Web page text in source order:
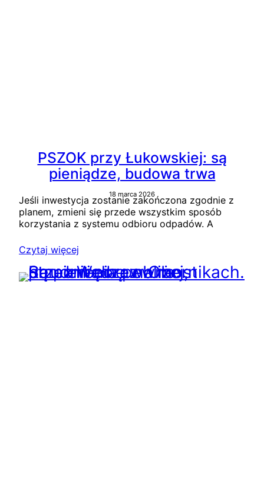
PSZOK przy Łukowskiej: są
pieniądze, budowa trwa
18 marca 2026
Jeśli inwestycja zostanie zakończona zgodnie z
planem, zmieni się przede wszystkim sposób
korzystania z systemu odbioru odpadów. A
Czytaj więcej